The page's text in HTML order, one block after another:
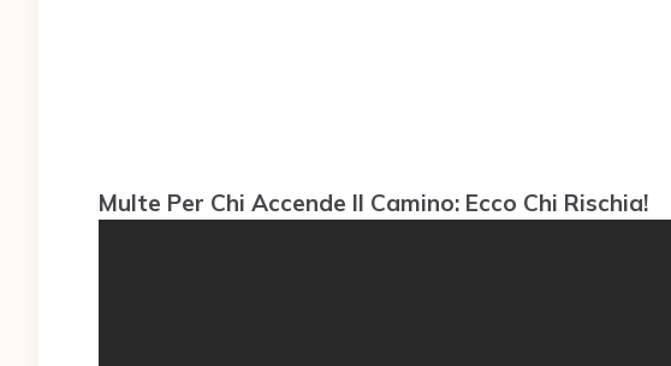
Multe Per Chi Accende Il Camino: Ecco Chi Rischia!